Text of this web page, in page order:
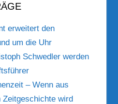
erweitert den
um die Uhr
Schwedler werden
– Wenn aus
Zeitgeschichte wird